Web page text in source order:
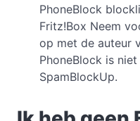
PhoneBlock
Fritz!Box Neem
op met de auteur
PhoneBlock is
SpamBlockUp.